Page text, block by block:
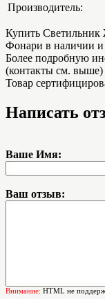
Производитель:
Купить
Фонари в наличии и
Более подробную
(контакты см. выше)
Товар
Написать
Ваше Имя:
Ваш отзыв:
Внимание: HTML не